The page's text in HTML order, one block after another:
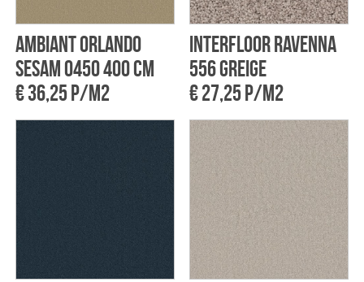
Ambiant Orlando
Sesam 0450 400 cm
€ 36,25 p/m2
Interfloor Ravenna
556 Greige
€ 27,25 p/m2